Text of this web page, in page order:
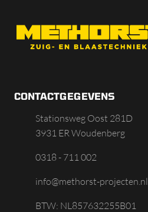
CONTACTGEGEVENS
Stationsweg Oost 281D
3931 ER Woudenberg
0318 - 711 002
info@methorst-projecten.nl
BTW: NL857632255B01